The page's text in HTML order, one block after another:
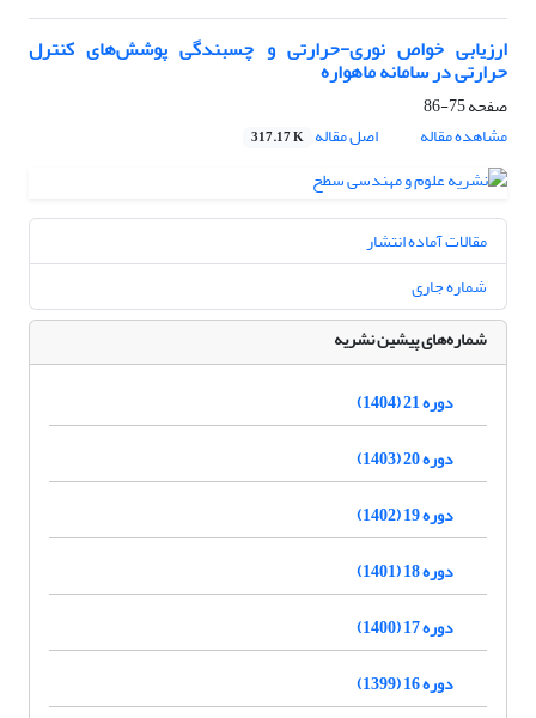
ارزیابی خواص نوری-‌حرارتی و چسبندگی پوشش‌های کنترل
حرارتی در سامانه ماهواره
صفحه75-86
مشاهده مقاله
اصل مقاله 317.17 K
مقالات آماده انتشار
شماره جاری
شماره‌های پیشین نشریه
دوره 21 (1404)
دوره 20 (1403)
دوره 19 (1402)
دوره 18 (1401)
دوره 17 (1400)
دوره 16 (1399)